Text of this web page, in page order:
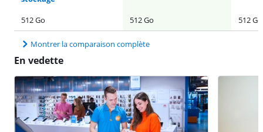
512 Go
512 Go 512 Go
Montrer la comparaison complète
En vedette